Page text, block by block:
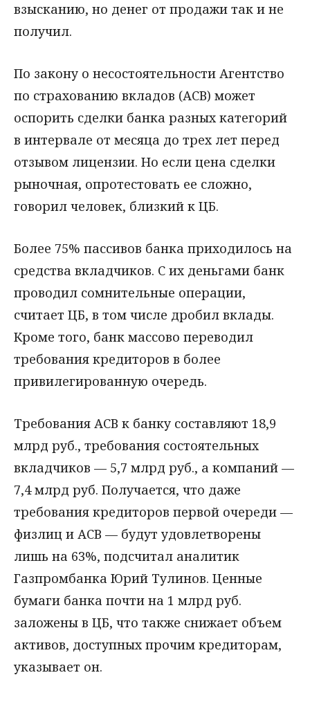
взысканию, но денег от продажи так и не
получил.
По закону о несостоятельности Агентство
по страхованию вкладов (АСВ) может
оспорить сделки банка разных категорий
в интервале от месяца до трех лет перед
отзывом лицензии. Но если цена сделки
рыночная, опротестовать ее сложно,
говорил человек, близкий к ЦБ.
Более 75% пассивов банка приходилось на
средства вкладчиков. С их деньгами банк
проводил сомнительные операции,
считает ЦБ, в том числе дробил вклады.
Кроме того, банк массово переводил
требования кредиторов в более
привилегированную очередь.
Требования АСВ к банку составляют 18,9
млрд руб., требования состоятельных
вкладчиков — 5,7 млрд руб., а компаний —
7,4 млрд руб. Получается, что даже
требования кредиторов первой очереди —
физлиц и АСВ — будут удовлетворены
лишь на 63%, подсчитал аналитик
Газпромбанка Юрий Тулинов. Ценные
бумаги банка почти на 1 млрд руб.
заложены в ЦБ, что также снижает объем
активов, доступных прочим кредиторам,
указывает он.